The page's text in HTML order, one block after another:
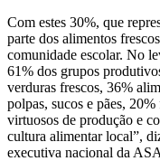
Com estes 30%, que
parte dos alimentos
comunidade escolar. No
61% dos grupos
verduras frescos, 36%
polpas, sucos e pães,
virtuosos de produção e
cultura alimentar local”,
executiva nacional da